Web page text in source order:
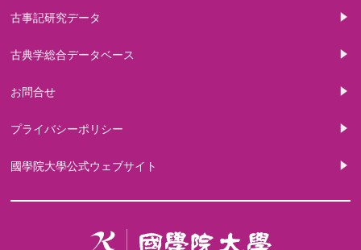
古事記研究データ
古典学総合データベース
お問合せ
プライバシーポリシー
國學院大學公式ウェブサイト